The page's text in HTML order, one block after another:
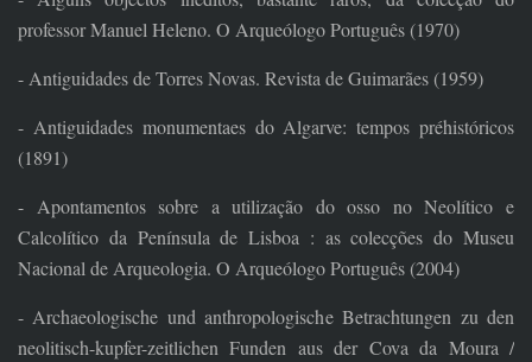
professor Manuel Heleno. O Arqueólogo Português (1970)
- Antiguidades de Torres Novas. Revista de Guimarães (1959)
- Antiguidades monumentaes do Algarve: tempos préhistóricos
(1891)
- Apontamentos sobre a utilização do osso no Neolítico e
Calcolítico da Península de Lisboa : as colecções do Museu
Nacional de Arqueologia. O Arqueólogo Português (2004)
- Archaeologische und anthropologische Betrachtungen zu den
neolitisch-kupfer-zeitlichen Funden aus der Cova da Moura /